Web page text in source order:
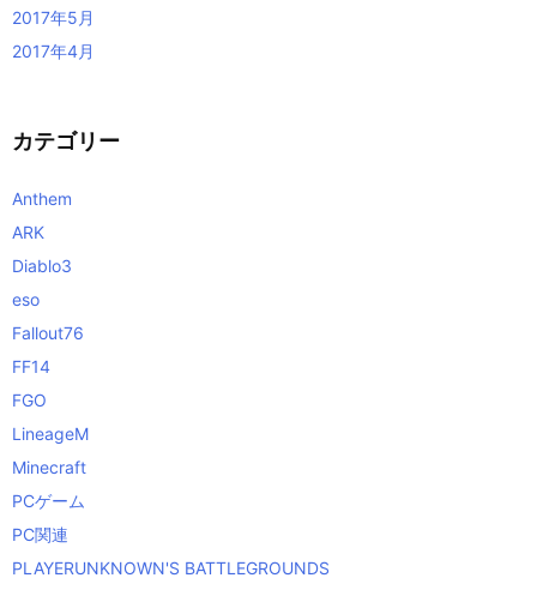
2017年5月
2017年4月
カテゴリー
Anthem
ARK
Diablo3
eso
Fallout76
FF14
FGO
LineageM
Minecraft
PCゲーム
PC関連
PLAYERUNKNOWN'S BATTLEGROUNDS